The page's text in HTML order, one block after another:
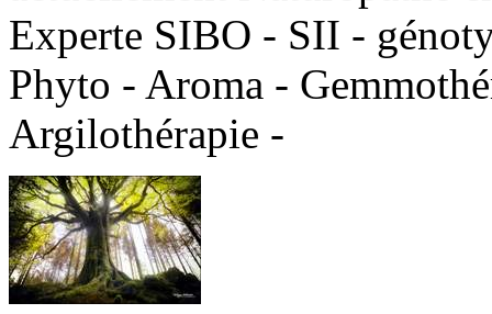
Experte SIBO - SII -
Phyto - Aroma -
Argilothérapie -